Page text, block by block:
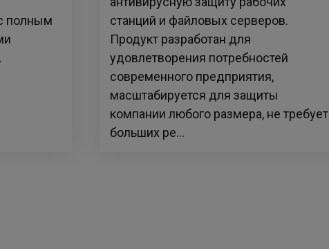
полным
станций и файловых серверов.
Продукт разработан для
удовлетворения потребностей
современного предприятия,
масштабируется для защиты
компании любого размера, не требует
больших ре...